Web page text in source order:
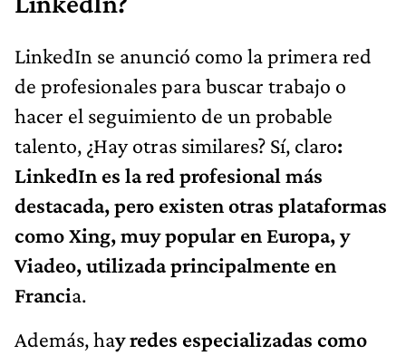
LinkedIn se anunció como la primera red
de profesionales para buscar trabajo o
hacer el seguimiento de un probable
talento, ¿Hay otras similares? Sí, claro:
LinkedIn es la red profesional más
destacada, pero existen otras plataformas
como Xing, muy popular en Europa, y
Viadeo, utilizada principalmente en
Francia.
Además, hay redes especializadas como